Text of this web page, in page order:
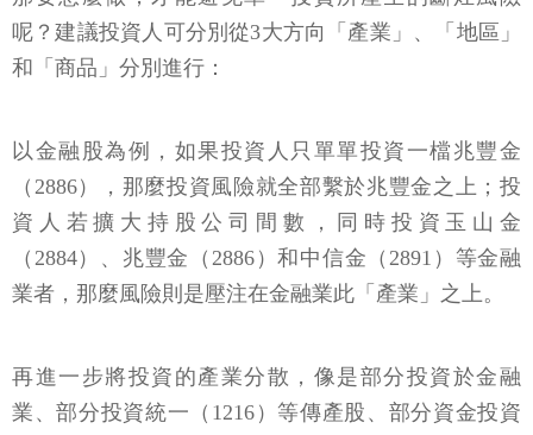
呢？建議投資人可分別從3大方向「產業」、「地區」
和「商品」分別進行：
以金融股為例，如果投資人只單單投資一檔兆豐金
（2886），那麼投資風險就全部繫於兆豐金之上；投
資人若擴大持股公司間數，同時投資玉山金
（2884）、兆豐金（2886）和中信金（2891）等金融
業者，那麼風險則是壓注在金融業此「產業」之上。
再進一步將投資的產業分散，像是部分投資於金融
業、部分投資統一（1216）等傳產股、部分資金投資